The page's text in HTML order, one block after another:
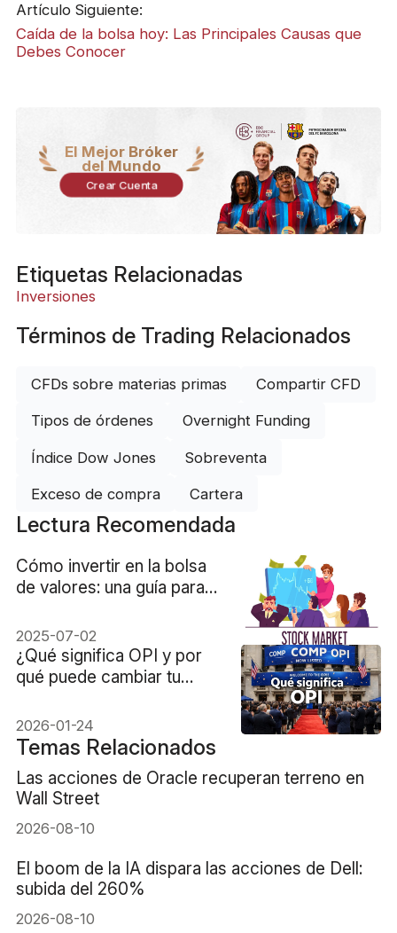
Artículo Siguiente:
Caída de la bolsa hoy: Las Principales Causas que
Debes Conocer
El Mejor Bróker
del Mundo
Crear Cuenta
Etiquetas Relacionadas
Inversiones
Términos de Trading Relacionados
CFDs sobre materias primas Compartir CFD
Tipos de órdenes Overnight Funding
Índice Dow Jones Sobreventa
Exceso de compra Cartera
Lectura Recomendada
Cómo invertir en la bolsa
de valores: una guía para
2025-07-02
¿Qué significa OPI y por
qué puede cambiar tu
siempre?
2026-01-24
Temas Relacionados
Las acciones de Oracle recuperan terreno en
Wall Street
2026-08-10
El boom de la IA dispara las acciones de Dell:
subida del 260%
2026-08-10